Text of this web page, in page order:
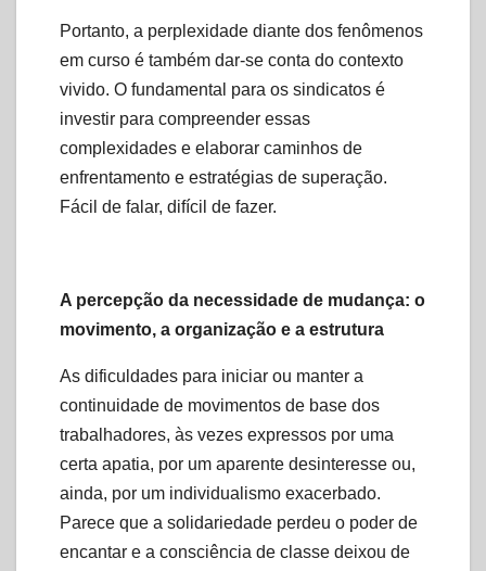
Portanto, a perplexidade diante dos fenômenos
em curso é também dar-se conta do contexto
vivido. O fundamental para os sindicatos é
investir para compreender essas
complexidades e elaborar caminhos de
enfrentamento e estratégias de superação.
Fácil de falar, difícil de fazer.
A percepção da necessidade de mudança: o
movimento, a organização e a estrutura
As dificuldades para iniciar ou manter a
continuidade de movimentos de base dos
trabalhadores, às vezes expressos por uma
certa apatia, por um aparente desinteresse ou,
ainda, por um individualismo exacerbado.
Parece que a solidariedade perdeu o poder de
encantar e a consciência de classe deixou de